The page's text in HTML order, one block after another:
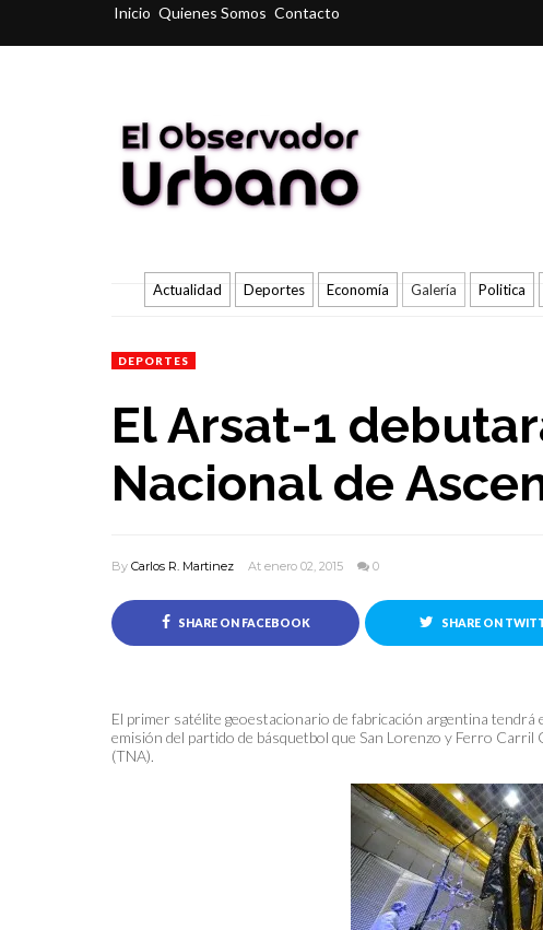
Inicio Quienes Somos Contacto
Actualidad Deportes Economía Galería Politica
DEPORTES
El Arsat-1
Nacional de
By Carlos R. Martinez At enero 02, 2015 0
SHARE ON FACEBOOK SHARE ON
El primer satélite geoestacionario de fabricación argentina
emisión del partido de básquetbol que San Lorenzo y Ferro
(TNA).